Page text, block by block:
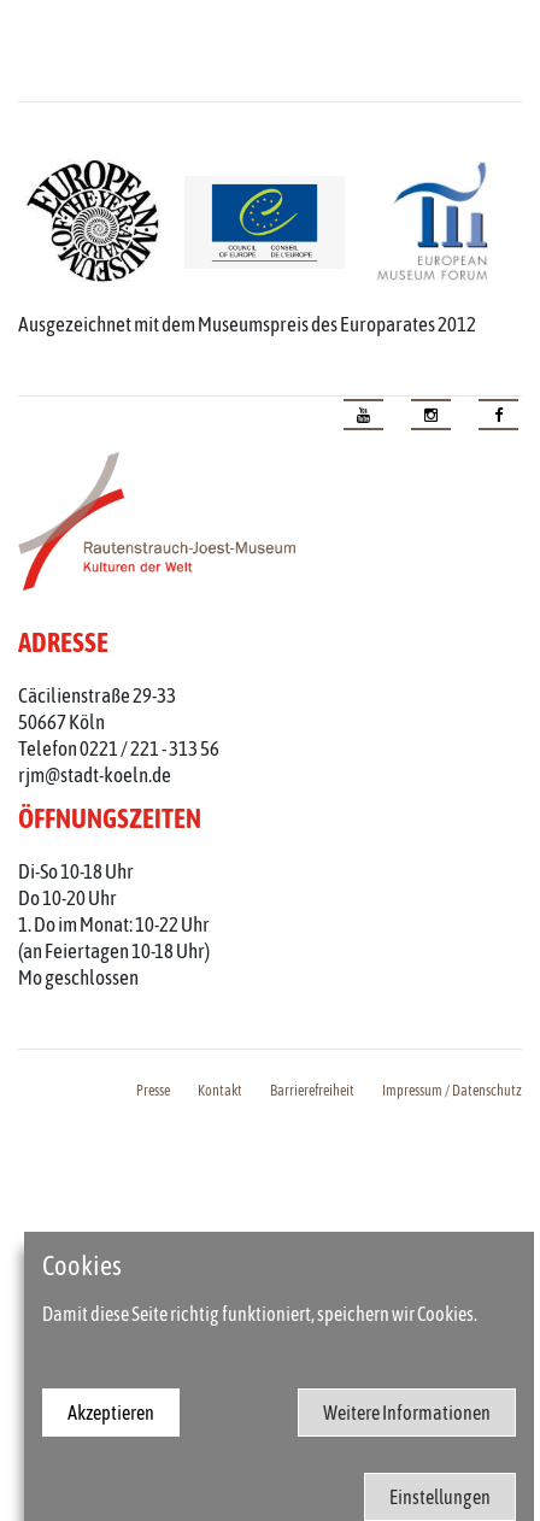
Cookies
Damit diese Seite richtig funktioniert, speichern wir Cookies.
Akzeptieren Weitere Informationen
Einstellungen
Ausgezeichnet mit dem Museumspreis des Europarates 2012
ADRESSE
Cäcilienstraße 29-33
50667 Köln
Telefon 0221 / 221 - 313 56
rjm@stadt-koeln.de
ÖFFNUNGSZEITEN
Di-So 10-18 Uhr
Do 10-20 Uhr
1. Do im Monat: 10-22 Uhr
(an Feiertagen 10-18 Uhr)
Mo geschlossen
Presse Kontakt Barrierefreiheit Impressum / Datenschutz